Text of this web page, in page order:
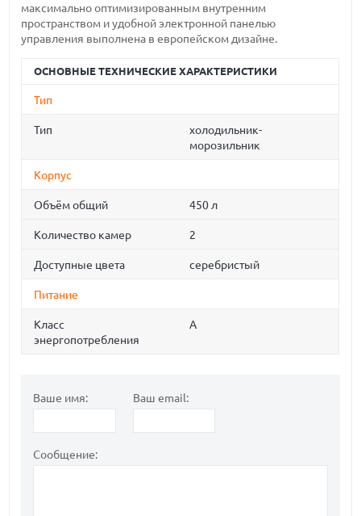
максимально оптимизированным внутренним
пространством и удобной электронной панелью
управления выполнена в европейском дизайне.
ОСНОВНЫЕ ТЕХНИЧЕСКИЕ ХАРАКТЕРИСТИКИ
Тип
Тип
холодильник-
морозильник
Корпус
Объём общий 450 л
Количество камер 2
Доступные цвета серебристый
Питание
Класс
энергопотребления
A
Ваше имя: Ваш email:
Сообщение: